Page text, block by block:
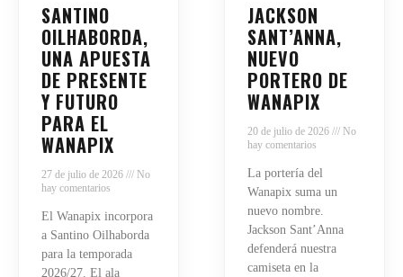
SANTINO
OILHABORDA,
UNA APUESTA
DE PRESENTE
Y FUTURO
PARA EL
WANAPIX
27 de julio de 2026
No
hay comentarios
El Wanapix incorpora
a Santino Oilhaborda
para la temporada
2026/27. El ala
JACKSON
SANT’ANNA,
NUEVO
PORTERO DE
WANAPIX
20 de julio de 2026
No
hay comentarios
La portería del
Wanapix suma un
nuevo nombre.
Jackson Sant’Anna
defenderá nuestra
camiseta en la